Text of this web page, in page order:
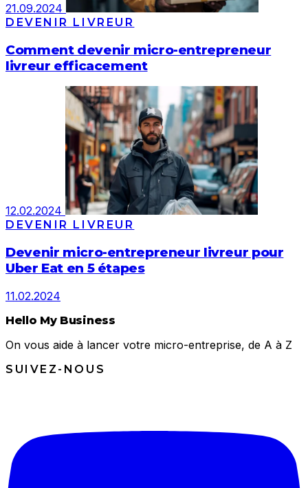
21.09.2024
DEVENIR LIVREUR
Comment devenir micro-entrepreneur
livreur efficacement
12.02.2024
DEVENIR LIVREUR
Devenir micro-entrepreneur livreur pour
Uber Eat en 5 étapes
11.02.2024
Hello My Business
On vous aide à lancer votre micro-entreprise, de A à Z
SUIVEZ-NOUS